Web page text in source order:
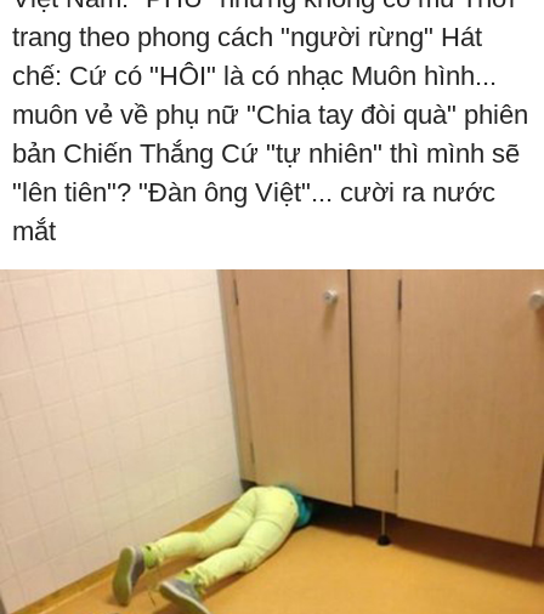
trang theo phong cách "người rừng" Hát
chế: Cứ có "HÔI" là có nhạc Muôn hình...
muôn vẻ về phụ nữ "Chia tay đòi quà" phiên
bản Chiến Thắng Cứ "tự nhiên" thì mình sẽ
"lên tiên"? "Đàn ông Việt"... cười ra nước
mắt